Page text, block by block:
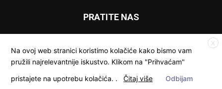
PRATITE NAS
X
Na ovoj web stranici koristimo kolačiće kako bismo vam
pružili najrelevantnije iskustvo. Klikom na "Prihvaćam"
pristajete na upotrebu kolačića. . Čitaj više Odbijam